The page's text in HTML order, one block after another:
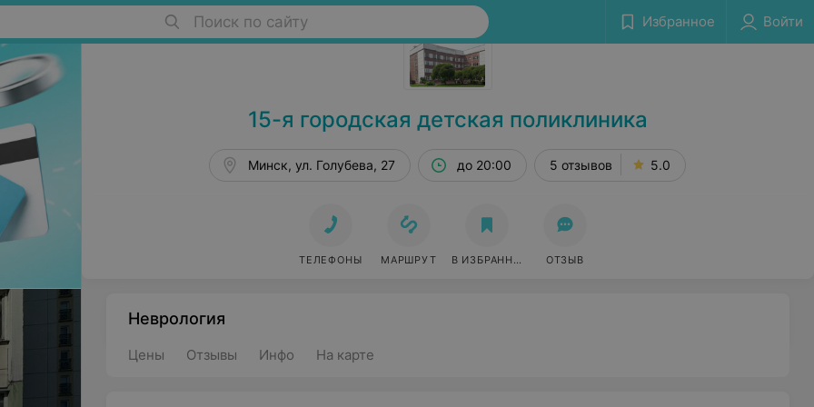
Поиск по сайту Избранное Войти
Детские поликлиники в Минске Сообщить об ошибке
15-я городская детская поликлиника
Минск, ул. Голубева, 27 до 20:00 5 отзывов 5.0
ТЕЛЕФОНЫ МАРШРУТ В ИЗБРАННОЕ ОТЗЫВ
Неврология
Цены Отзывы Инфо На карте